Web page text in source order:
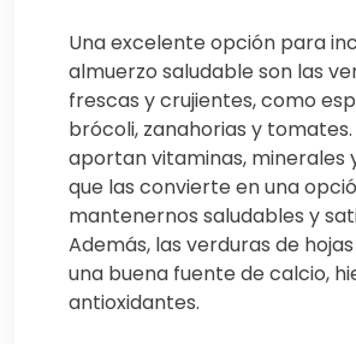
Una excelente opción para
almuerzo saludable son las
frescas y crujientes, como
brócoli, zanahorias y tomates.
aportan vitaminas, minerales
que las convierte en una
mantenernos saludables y
Además, las verduras de
una buena fuente de calcio,
antioxidantes.